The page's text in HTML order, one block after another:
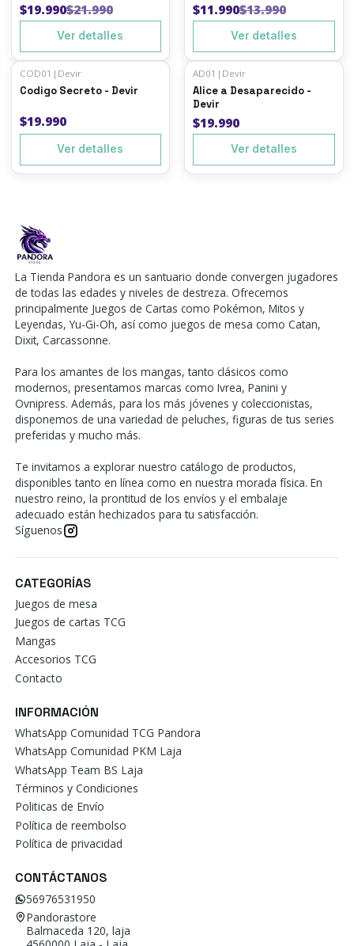
$19.990$21.990
Ver detalles
$11.990$13.990
Ver detalles
Agotado
COD01 | Devir
Codigo Secreto - Devir
$19.990
Ver detalles
Agotado
AD01 | Devir
Alice a Desaparecido -
Devir
$19.990
Ver detalles
La Tienda Pandora es un santuario donde convergen jugadores
de todas las edades y niveles de destreza. Ofrecemos
principalmente Juegos de Cartas como Pokémon, Mitos y
Leyendas, Yu-Gi-Oh, así como juegos de mesa como Catan,
Dixit, Carcassonne.
Para los amantes de los mangas, tanto clásicos como
modernos, presentamos marcas como Ivrea, Panini y
Ovnipress. Además, para los más jóvenes y coleccionistas,
disponemos de una variedad de peluches, figuras de tus series
preferidas y mucho más.
Te invitamos a explorar nuestro catálogo de productos,
disponibles tanto en línea como en nuestra morada física. En
nuestro reino, la prontitud de los envíos y el embalaje
adecuado están hechizados para tu satisfacción.
Síguenos
CATEGORÍAS
Juegos de mesa
Juegos de cartas TCG
Mangas
Accesorios TCG
Contacto
INFORMACIÓN
WhatsApp Comunidad TCG Pandora
WhatsApp Comunidad PKM Laja
WhatsApp Team BS Laja
Términos y Condiciones
Politicas de Envío
Política de reembolso
Política de privacidad
CONTÁCTANOS
56976531950
Pandorastore
Balmaceda 120, laja